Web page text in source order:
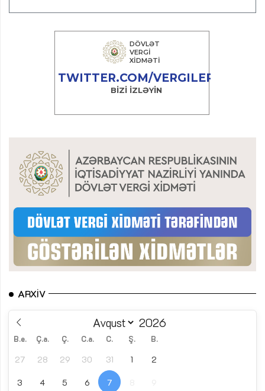
ARXIV
B.e. Ç.a. Ç. C.a. C. Ş. B.
27 28 29 30 31 1 2
3 4 5 6 7